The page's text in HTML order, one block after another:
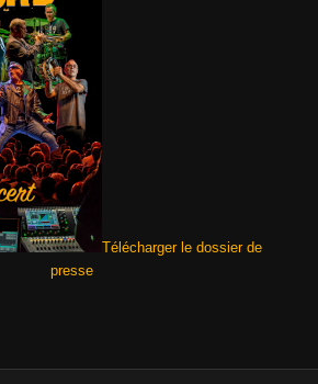
Télécharger le dossier de
presse